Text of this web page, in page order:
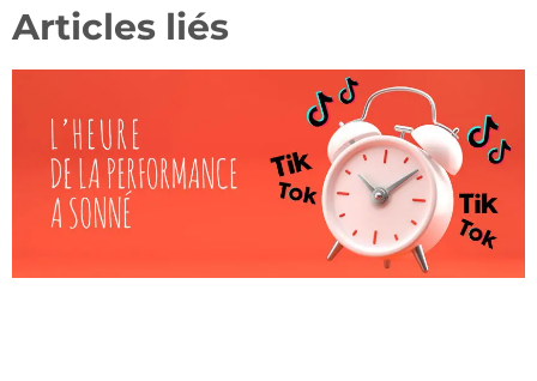
Articles liés